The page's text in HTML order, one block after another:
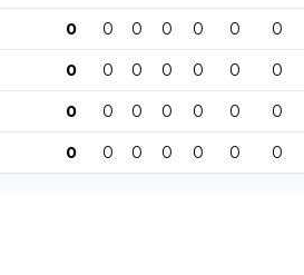
0 0 0 0 0 0 0
0 0 0 0 0 0 0
0 0 0 0 0 0 0
0 0 0 0 0 0 0